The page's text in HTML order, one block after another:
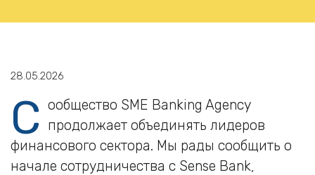
28.05.2026
С ообщество SME Banking Agency
продолжает объединять лидеров
финансового сектора. Мы рады сообщить о
начале сотрудничества с Sense Bank,